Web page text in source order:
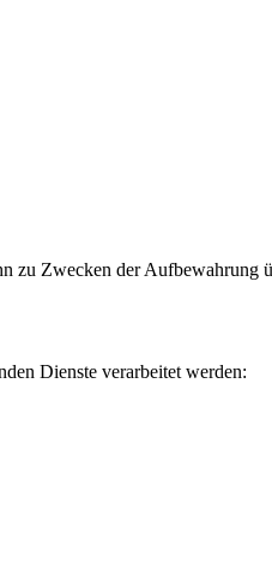
zu Zwecken der
Dienste verarbeitet werden: